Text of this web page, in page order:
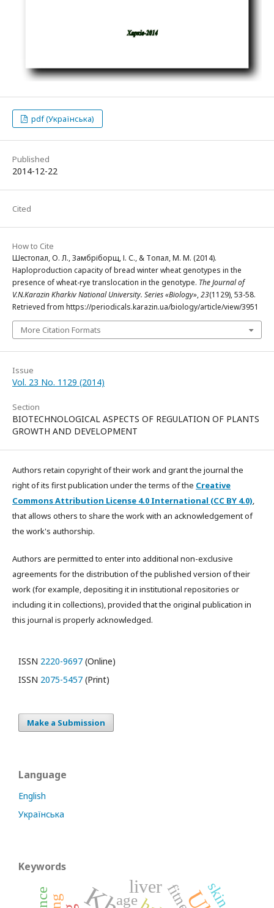
pdf (Українська)
Published
2014-12-22
Cited
How to Cite
Шестопал, О. Л., Замбріборщ, І. С., & Топал, М. М. (2014).
Haploproduction capacity of bread winter wheat genotypes in the
presence of wheat-rye translocation in the genotype. The Journal of
V.N.Karazin Kharkiv National University. Series «Biology»,23(1129), 53-58.
Retrieved from https://periodicals.karazin.ua/biology/article/view/3951
More Citation Formats
Issue
Vol. 23 No. 1129 (2014)
Section
BIOTECHNOLOGICAL ASPECTS OF REGULATION OF PLANTS
GROWTH AND DEVELOPMENT
Authors retain copyright of their work and grant the journal the
right of its first publication under the terms of the Creative
Commons Attribution License 4.0 International (CC BY 4.0),
that allows others to share the work with an acknowledgement of
the work's authorship.
Authors are permitted to enter into additional non-exclusive
agreements for the distribution of the published version of their
work (for example, depositing it in institutional repositories or
including it in collections), provided that the original publication in
this journal is properly acknowledged.
ISSN 2220-9697 (Online)
ISSN 2075-5457 (Print)
Make a Submission
Language
English
Українська
Keywords
liver
age skin